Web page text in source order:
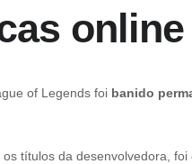
online
of Legends foi banido
títulos da desenvolvedora,